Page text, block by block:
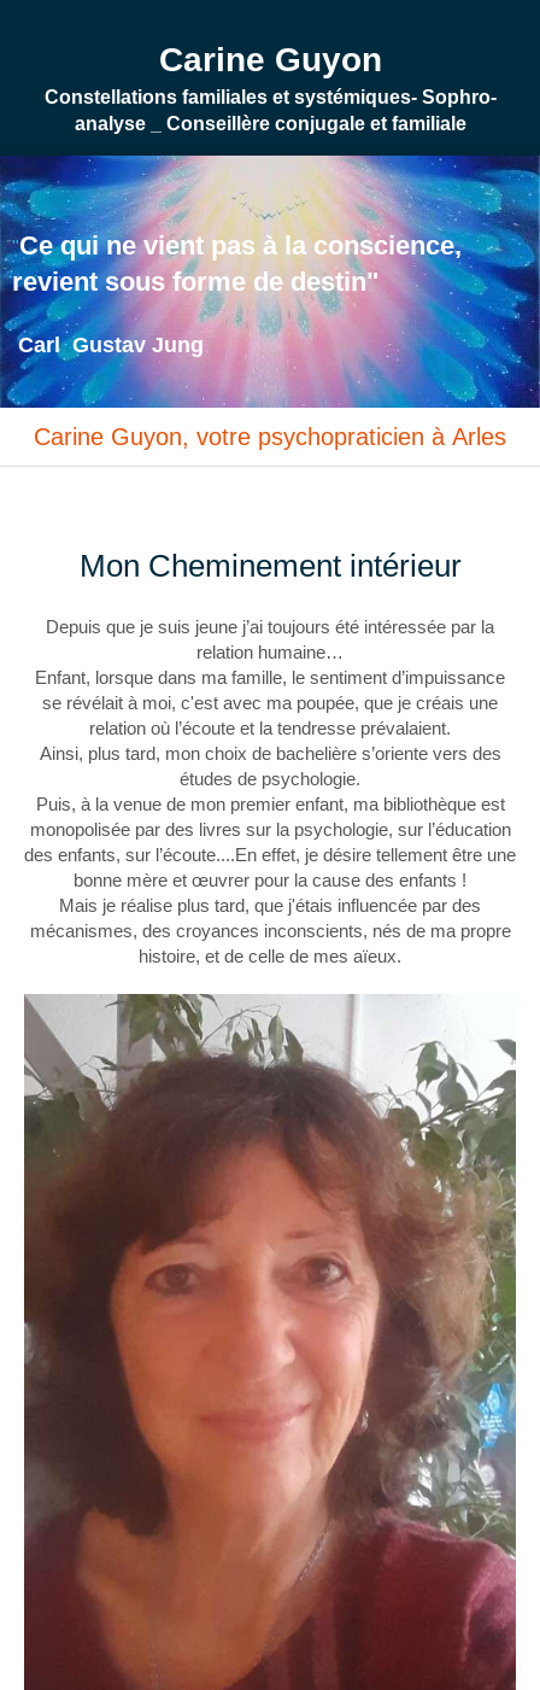
Carine Guyon
Constellations familiales et systémiques- Sophro-
analyse _ Conseillère conjugale et familiale
"Ce qui ne vient pas à la conscience,
revient sous forme de destin"
Carl Gustav Jung
Carine Guyon, votre psychopraticien à Arles
Mon Cheminement intérieur
Depuis que je suis jeune j’ai toujours été intéressée par la
relation humaine…
Enfant, lorsque dans ma famille, le sentiment d’impuissance
se révélait à moi, c'est avec ma poupée, que je créais une
relation où l’écoute et la tendresse prévalaient.
Ainsi, plus tard, mon choix de bachelière s’oriente vers des
études de psychologie.
Puis, à la venue de mon premier enfant, ma bibliothèque est
monopolisée par des livres sur la psychologie, sur l’éducation
des enfants, sur l’écoute....En effet, je désire tellement être une
bonne mère et œuvrer pour la cause des enfants !
Mais je réalise plus tard, que j'étais influencée par des
mécanismes, des croyances inconscients, nés de ma propre
histoire, et de celle de mes aïeux.